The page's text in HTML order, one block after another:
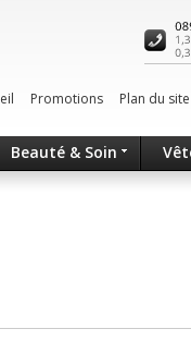
Promotions Plan du site
Beauté & Soin